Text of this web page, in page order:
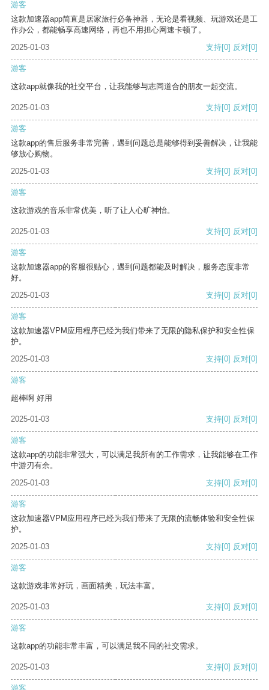
游客
这款加速器app简直是居家旅行必备神器，无论是看视频、玩游戏还是工
作办公，都能畅享高速网络，再也不用担心网速卡顿了。
2025-01-03
支持[0] 反对[0]
游客
这款app就像我的社交平台，让我能够与志同道合的朋友一起交流。
2025-01-03 支持[0] 反对[0]
游客
这款app的售后服务非常完善，遇到问题总是能够得到妥善解决，让我能
够放心购物。
2025-01-03
支持[0] 反对[0]
游客
这款游戏的音乐非常优美，听了让人心旷神怡。
2025-01-03 支持[0] 反对[0]
游客
这款加速器app的客服很贴心，遇到问题都能及时解决，服务态度非常
好。
2025-01-03
支持[0] 反对[0]
游客
这款加速器VPM应用程序已经为我们带来了无限的隐私保护和安全性保
护。
2025-01-03
支持[0] 反对[0]
游客
超棒啊 好用
2025-01-03 支持[0] 反对[0]
游客
这款app的功能非常强大，可以满足我所有的工作需求，让我能够在工作
中游刃有余。
2025-01-03
支持[0] 反对[0]
游客
这款加速器VPM应用程序已经为我们带来了无限的流畅体验和安全性保
护。
2025-01-03
支持[0] 反对[0]
游客
这款游戏非常好玩，画面精美，玩法丰富。
2025-01-03 支持[0] 反对[0]
游客
这款app的功能非常丰富，可以满足我不同的社交需求。
2025-01-03 支持[0] 反对[0]
游客